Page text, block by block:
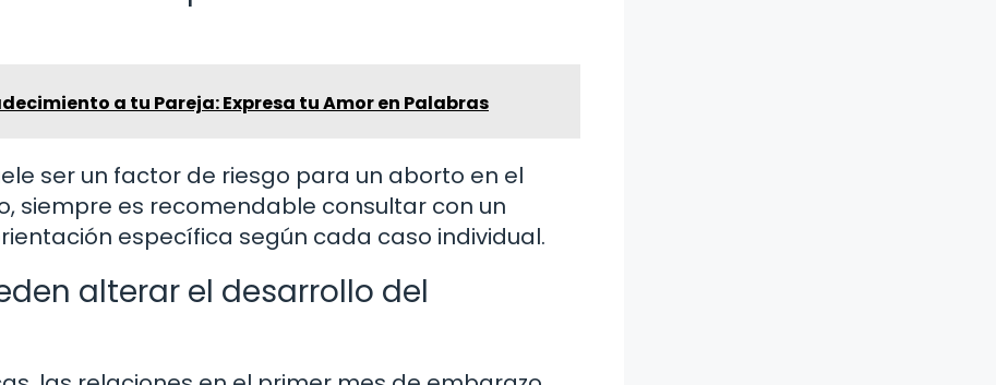
a tu Pareja: Expresa tu Amor en Palabras
ser un factor de riesgo para un aborto en el
siempre es recomendable consultar con un
específica según cada caso individual.
alterar el desarrollo del